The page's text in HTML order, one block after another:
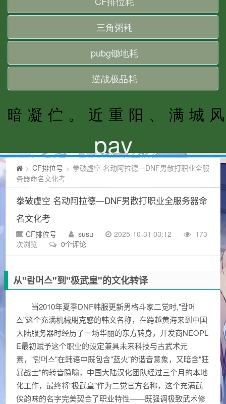
> CF排位号 > 拳破虚空 名动阿拉德—DNF男散打职业全服
务器命名文化考
拳破虚空 名动阿拉德—DNF男散打职业全服务器命
名文化考
CF排位号 susu 2025-10-31 03:12
173
次浏览
0个评论
从"람머스"到"极武皇"的文化转译
当2010年夏季DNF韩服更新男格斗家二觉时,"람머
스"这个充满机械朋克感的韩文名称，在跨越黄海来到中国
大陆服务器时经历了一场华丽的东方转身，开发商NEOPL
E最初赋予这个职业的设定兼具未来科技与古武术元
素，"람머스"在韩语中既包含"蓝火"的谐音意象，又暗含"狂
暴战士"的转音隐喻，中国大陆汉化团队经过三个月的本地
化工作，最终将"极武皇"作为二觉官方名称，这个充满武
侠韵味的名字完美契合了职业特性——既强调极致武术修